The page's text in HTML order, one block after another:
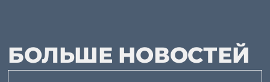
БОЛЬШЕ НОВОСТЕЙ